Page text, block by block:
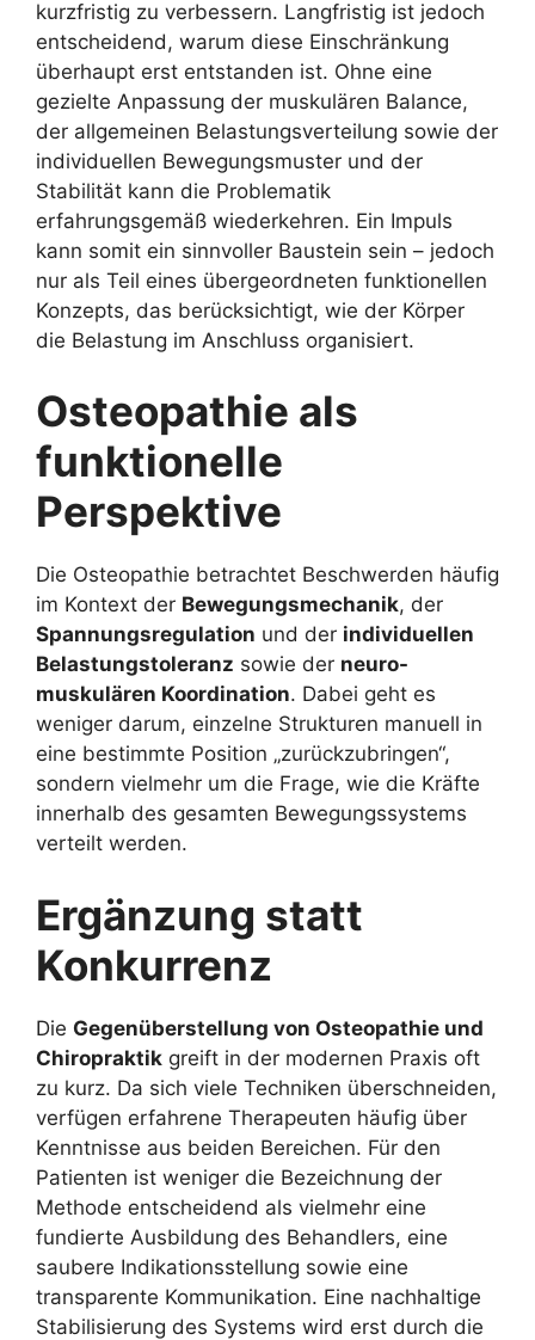
kurzfristig zu verbessern. Langfristig ist jedoch
entscheidend, warum diese Einschränkung
überhaupt erst entstanden ist. Ohne eine
gezielte Anpassung der muskulären Balance,
der allgemeinen Belastungsverteilung sowie der
individuellen Bewegungsmuster und der
Stabilität kann die Problematik
erfahrungsgemäß wiederkehren. Ein Impuls
kann somit ein sinnvoller Baustein sein – jedoch
nur als Teil eines übergeordneten funktionellen
Konzepts, das berücksichtigt, wie der Körper
die Belastung im Anschluss organisiert.
Osteopathie als
funktionelle
Perspektive
Die Osteopathie betrachtet Beschwerden häufig
im Kontext der Bewegungsmechanik, der
Spannungsregulation und der individuellen
Belastungstoleranz sowie der neuro-
muskulären Koordination. Dabei geht es
weniger darum, einzelne Strukturen manuell in
eine bestimmte Position „zurückzubringen“,
sondern vielmehr um die Frage, wie die Kräfte
innerhalb des gesamten Bewegungssystems
verteilt werden.
Ergänzung statt
Konkurrenz
Die Gegenüberstellung von Osteopathie und
Chiropraktik greift in der modernen Praxis oft
zu kurz. Da sich viele Techniken überschneiden,
verfügen erfahrene Therapeuten häufig über
Kenntnisse aus beiden Bereichen. Für den
Patienten ist weniger die Bezeichnung der
Methode entscheidend als vielmehr eine
fundierte Ausbildung des Behandlers, eine
saubere Indikationsstellung sowie eine
transparente Kommunikation. Eine nachhaltige
Stabilisierung des Systems wird erst durch die